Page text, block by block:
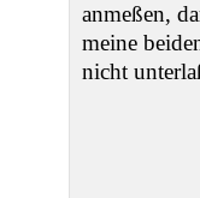
anmeßen,
meine
nicht